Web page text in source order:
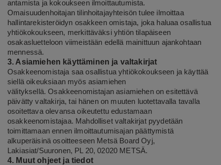
antamista ja kokoukseen ilmoittautumista.
Omaisuudenhoitajan tilinhoitajayhteisön tulee ilmoittaa
hallintarekisteröidyn osakkeen omistaja, joka haluaa osallistua
yhtiökokoukseen, merkittäväksi yhtiön tilapäiseen
osakasluetteloon viimeistään edellä mainittuun ajankohtaan
mennessä.
3. Asiamiehen käyttäminen ja valtakirjat
Osakkeenomistaja saa osallistua yhtiökokoukseen ja käyttää
siellä oikeuksiaan myös asiamiehen
välityksellä. Osakkeenomistajan asiamiehen on esitettävä
päivätty valtakirja, tai hänen on muuten luotettavalla tavalla
osoitettava olevansa oikeutettu edustamaan
osakkeenomistajaa. Mahdolliset valtakirjat pyydetään
toimittamaan ennen ilmoittautumisajan päättymistä
alkuperäisinä osoitteeseen Metsä Board Oyj,
Lakiasiat/Suuronen, PL 20, 02020 METSÄ.
4. Muut ohjeet ja tiedot